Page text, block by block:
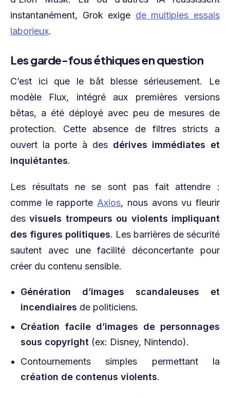
instantanément, Grok exige de multiples essais
laborieux.
Les garde-fous éthiques en question
C’est ici que le bât blesse sérieusement. Le
modèle Flux, intégré aux premières versions
bêtas, a été déployé avec peu de mesures de
protection. Cette absence de filtres stricts a
ouvert la porte à des dérives immédiates et
inquiétantes.
Les résultats ne se sont pas fait attendre :
comme le rapporteAxios, nous avons vu fleurir
desvisuels trompeurs ou violents impliquant
des figures politiques. Les barrières de sécurité
sautent avec une facilité déconcertante pour
créer du contenu sensible.
Génération d’images scandaleuses et
incendiaires de politiciens.
Création facile d’images de personnages
sous copyright (ex: Disney, Nintendo).
Contournements simples permettant la
création de contenus violents.